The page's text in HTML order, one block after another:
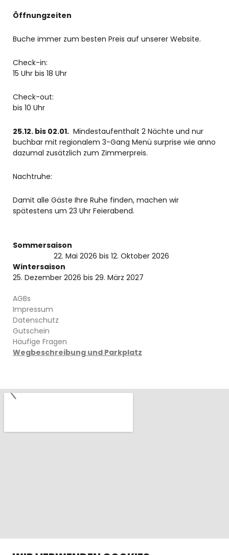
Öffnungzeiten
Buche immer zum besten Preis auf unserer Website.
Check-in:
15 Uhr bis 18 Uhr
Check-out:
bis 10 Uhr
25.12. bis 02.01. Mindestaufenthalt 2 Nächte und nur
buchbar mit regionalem 3-Gang Menü surprise wie anno
dazumal zusätzlich zum Zimmerpreis.
Nachtruhe:
Damit alle Gäste Ihre Ruhe finden, machen wir
spätestens um 23 Uhr Feierabend.
Sommersaison
22. Mai 2026 bis 12. Oktober 2026
Wintersaison
25. Dezember 2026 bis 29. März 2027
AGBs
Impressum
Datenschutz
Gutschein
Häufige Fragen
Wegbeschreibung und Parkplatz